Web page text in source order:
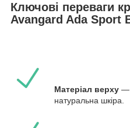
Ключові переваги
Avangard Ada Sport
Матеріал верху —
натуральна шкіра.